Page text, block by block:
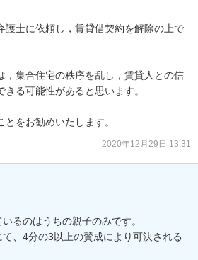
士に依頼し，賃貸借契約を解除の上で
集合住宅の秩序を乱し，賃貸人との信
る可能性があると思います。
をお勧めいたします。
2020年12月29日 13:31
るのはうちの親子のみです。
、4分の3以上の賛成により可決される